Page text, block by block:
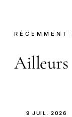
RÉCEMMENT
Ailleurs
9 JUIL. 2026